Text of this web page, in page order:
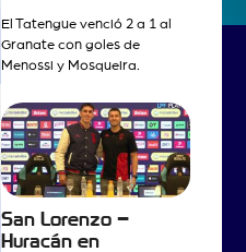
El Tatengue venció 2 a 1 al
Granate con goles de
Menossi y Mosqueira.
San Lorenzo –
Huracán en